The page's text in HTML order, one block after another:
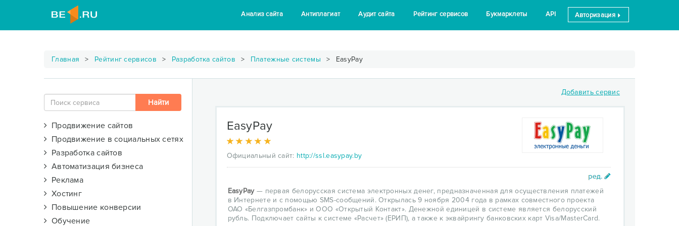
Анализ сайта Антиплагиат Аудит сайта Рейтинг сервисов Букмарклеты API Авторизация
Главная Рейтинг сервисов Разработка сайтов Платежные системы EasyPay
Продвижение сайтов
Продвижение в социальных сетях
Разработка сайтов
Автоматизация бизнеса
Реклама
Хостинг
Повышение конверсии
Обучение
Добавить сервис
EasyPay
Официальный сайт: http://ssl.easypay.by
EasyPay — первая белорусская система электронных денег, предназначенная для осуществления платежей
в Интернете и с помощью SMS-сообщений. Открылась 9 ноября 2004 года в рамках совместного проекта
ОАО «Белгазпромбанк» и ООО «Открытый Контакт». Денежной единицей в системе является белорусский
рубль. Подключает сайты к системе «Расчет» (ЕРИП), а также к эквайрингу банковских карт Visa/MasterCard.